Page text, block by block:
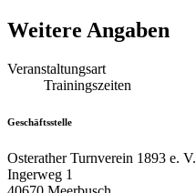
Weitere Angaben
Veranstaltungsart
Trainingszeiten
Geschäftsstelle
Osterather Turnverein 1893 e. V.
Ingerweg 1